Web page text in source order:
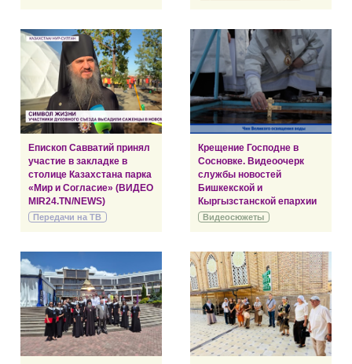
Епископ Савватий принял
участие в закладке в
столице Казахстана парка
«Мир и Согласие» (ВИДЕО
MIR24.TN/NEWS)
Передачи на ТВ
Крещение Господне в
Сосновке. Видеоочерк
службы новостей
Бишкекской и
Кыргызстанской епархии
Видеосюжеты